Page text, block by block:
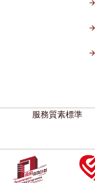
服務質素標準